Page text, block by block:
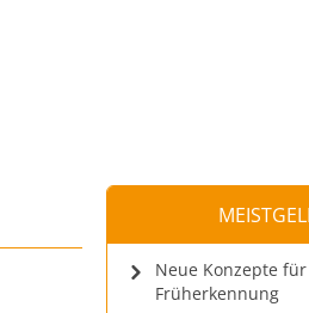
Neue Konzepte
Früherkennung